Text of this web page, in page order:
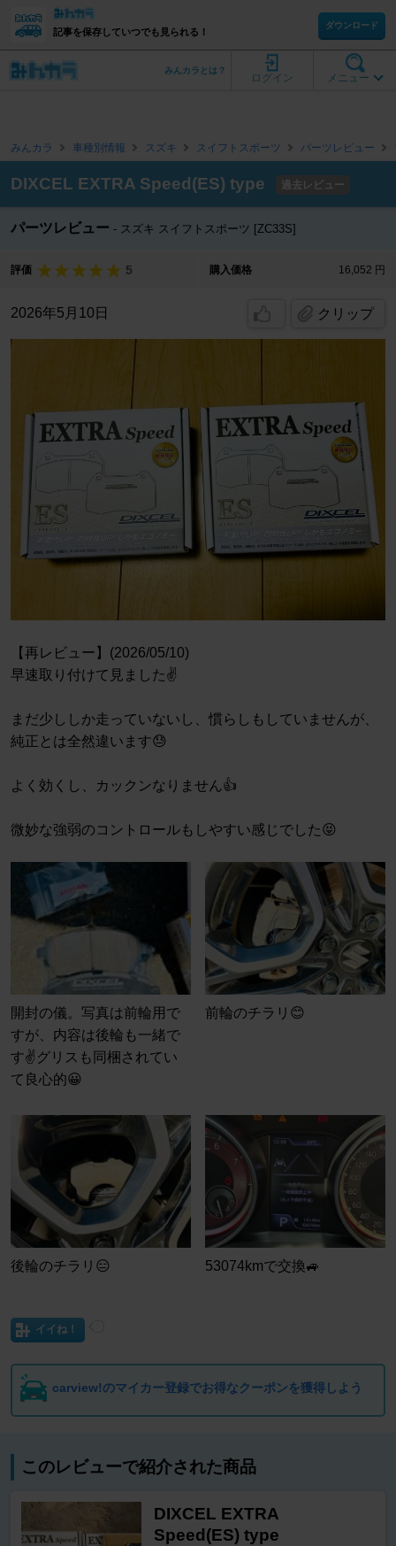
記事を保存していつでも見られる！
ダウンロード
メニュー
ログイン
みんカラとは？
みんカラ 車種別情報 スズキ スイフトスポーツ パーツレビュー
DIXCEL EXTRA Speed(ES) type 過去レビュー
パーツレビュー スズキ スイフトスポーツ [ZC33S]
評価 5 購入価格 16,052 円
2026年5月10日 クリップ
【再レビュー】(2026/05/10)
早速取り付けて見ました✌️
まだ少ししか走っていないし、慣らしもしていませんが、
純正とは全然違います😓
よく効くし、カックンなりません👍
微妙な強弱のコントロールもしやすい感じでした😝
開封の儀。写真は前輪用で
すが、内容は後輪も一緒で
す✌️グリスも同梱されてい
て良心的😀
前輪のチラリ😊
後輪のチラリ😑 53074kmで交換🚙
イイね！
carview!のマイカー登録でお得なクーポンを獲得しよう
このレビューで紹介された商品
DIXCEL EXTRA
Speed(ES) type